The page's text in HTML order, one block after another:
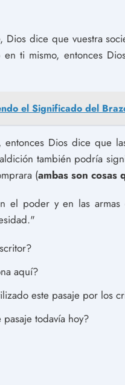
dice que vuestra
en ti mismo, entonces
el Significado del
Dios dice que
también podría
(ambas son cosas
el poder y en las
aquí?
este pasaje por los
todavía hoy?